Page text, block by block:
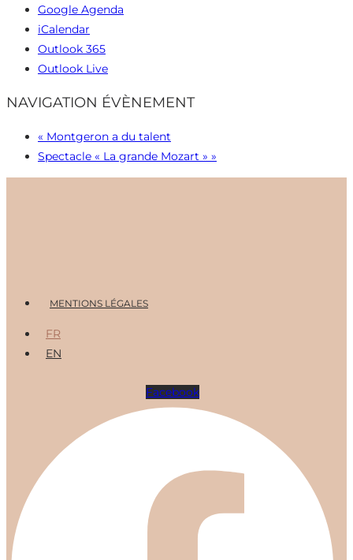
Google Agenda
iCalendar
Outlook 365
Outlook Live
NAVIGATION ÉVÈNEMENT
« Montgeron a du talent
Spectacle « La grande Mozart » »
Menu MENTIONS LÉGALES
FR
EN
Facebook